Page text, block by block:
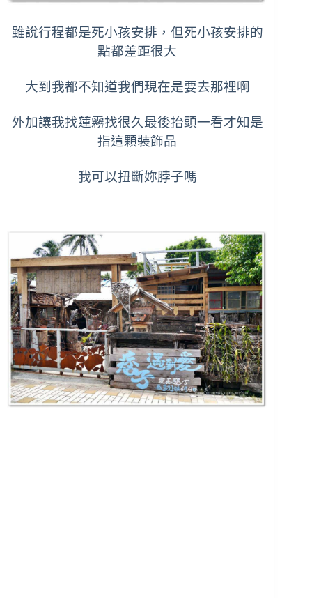
雖說行程都是死小孩安排，但死小孩安排的
點都差距很大
大到我都不知道我們現在是要去那裡啊
外加讓我找蓮霧找很久最後抬頭一看才知是
指這顆裝飾品
我可以扭斷妳脖子嗎